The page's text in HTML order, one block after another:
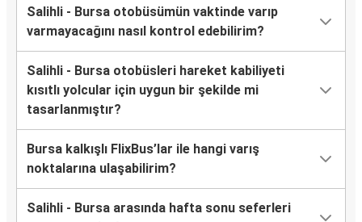
Salihli - Bursa otobüsümün vaktinde varıp
varmayacağını nasıl kontrol edebilirim?
Salihli - Bursa otobüsleri hareket kabiliyeti
kısıtlı yolcular için uygun bir şekilde mi
tasarlanmıştır?
Bursa kalkışlı FlixBus’lar ile hangi varış
noktalarına ulaşabilirim?
Salihli - Bursa arasında hafta sonu seferleri